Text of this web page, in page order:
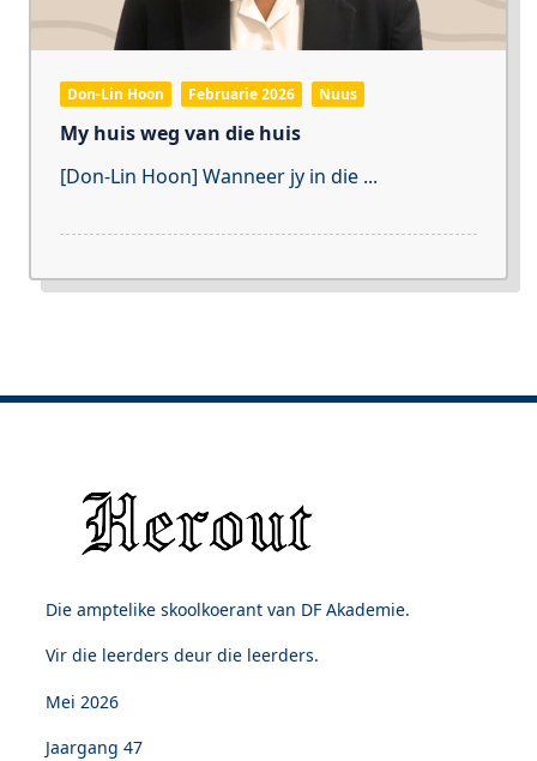
Don-Lin Hoon Februarie 2026 Nuus
My huis weg van die huis
[Don-Lin Hoon] Wanneer jy in die ...
Die amptelike skoolkoerant van DF Akademie.
Vir die leerders deur die leerders.
Mei 2026
Jaargang 47